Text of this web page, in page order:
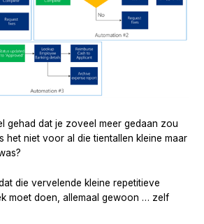
gehad dat je zoveel meer gedaan zou
het niet voor al die tientallen kleine maar
die vervelende kleine repetitieve
moet doen, allemaal gewoon … zelf